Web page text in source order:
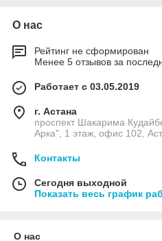
О нас
Рейтинг не сформирован
Менее 5 отзывов за
Работает с 03.05.2019
г. Астана
проспект Шакарима
Арка", 1 этаж, офис 102,
Контакты
Сегодня выходной
Показать весь график
О нас